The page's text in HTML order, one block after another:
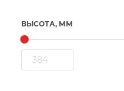
ВЫСОТА, ММ